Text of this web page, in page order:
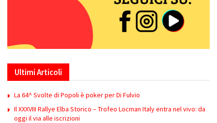
Ultimi Articoli
La 64^ Svolte di Popoli è poker per Di Fulvio
Il XXXVIII Rallye Elba Storico – Trofeo Locman Italy entra nel vivo: da
oggi il via alle iscrizioni